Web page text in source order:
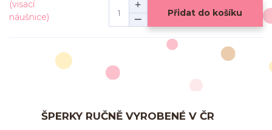
Přidat do košíku
ŠPERKY RUČNĚ VYROBENÉ V ČR